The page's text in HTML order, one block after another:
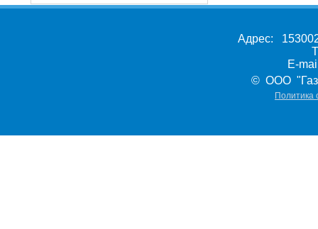
Адрес:
E-
© ООО
Политика